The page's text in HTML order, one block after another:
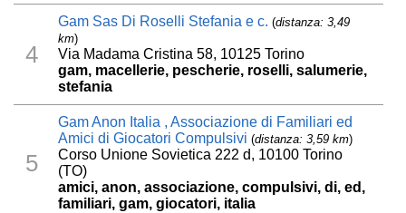
4
Gam Sas Di Roselli Stefania e c. (distanza: 3,49
km)
Via Madama Cristina 58, 10125 Torino
gam, macellerie, pescherie, roselli, salumerie,
stefania
5
Gam Anon Italia , Associazione di Familiari ed
Amici di Giocatori Compulsivi (distanza: 3,59 km)
Corso Unione Sovietica 222 d, 10100 Torino
(TO)
amici, anon, associazione, compulsivi, di, ed,
familiari, gam, giocatori, italia